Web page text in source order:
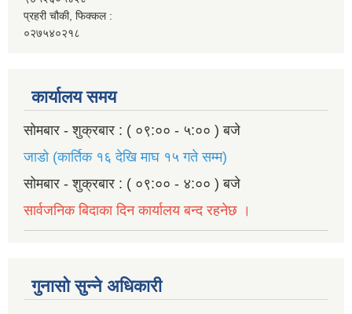
प्रहरी चौकी, फिक्कल :
०२७५४०२१८
कार्यालय समय
सोमबार - शुक्रबार : ( ०९:०० - ५:०० ) बजे
जाडो (कार्तिक १६ देखि माघ १५ गते सम्म)
सोमबार - शुक्रबार : ( ०९:०० - ४:०० ) बजे
सार्वजनिक बिदाका दिन कार्यालय बन्द रहनेछ ।
गुनासो सुन्ने अधिकारी